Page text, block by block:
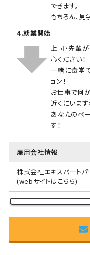
できます。
もちろん、
4.就業開始
上司・先輩
心ください！
一緒に食堂
ョン！
お仕事で何
近くにいます
あなたのペ
す！
雇用会社情報
株式会社エキスパート
(webサイトはこちら)